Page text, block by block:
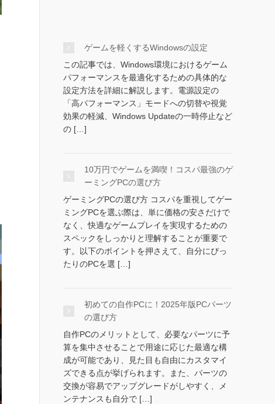
ゲームを軽くするWindowsの設定
この記事では、Windows環境におけるゲーム
パフォーマンスを最適化するための具体的な
設定方法を詳細に解説します。電源設定の
「高パフォーマンス」モードへの切替や視覚
効果の軽減、Windows Updateの一時停止など
の […]
10万円でゲームを満喫！コスパ最強のゲ
ーミングPCの選び方
ゲーミングPCの選び方 コスパを重視してゲー
ミングPCを選ぶ際は、単に価格の安さだけで
なく、快適なゲームプレイを実現するための
スペックをしっかりと理解することが重要で
す。以下のポイントを押さえて、自分にぴっ
たりのPCを選 […]
初めての自作PCに！2025年版PCパーツ
の選び方
自作PCのメリットとして、必要なパーツに予
算を集中させることで用途に応じた最適な構
成が可能であり、見た目も自由にカスタマイ
ズできる点が挙げられます。また、パーツの
交換が容易でアップグレードがしやすく、メ
ンテナンスも自分で […]